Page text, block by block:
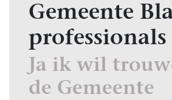
Gemeente
professionals
Ja ik wil
de Gemeente